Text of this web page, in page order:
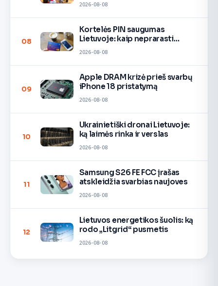
2026-08-08
08
Kortelės PIN saugumas
Lietuvoje: kaip neprarasti
2026-08-08
09
Apple DRAM krizė prieš svarbų
iPhone 18 pristatymą
2026-08-08
10
Ukrainietiški dronai Lietuvoje:
ką laimės rinka ir verslas
2026-08-08
11
Samsung S26 FE FCC įrašas
atskleidžia svarbias naujoves
2026-08-08
12
Lietuvos energetikos šuolis: ką
rodo „Litgrid“ pusmetis
2026-08-08